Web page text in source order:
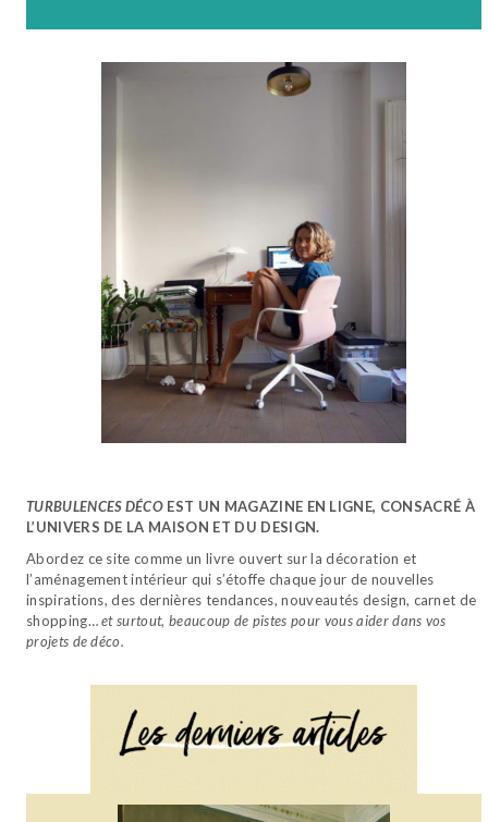
TURBULENCES DÉCO EST UN MAGAZINE EN LIGNE, CONSACRÉ À
L’UNIVERS DE LA MAISON ET DU DESIGN.
Abordez ce site comme un livre ouvert sur la décoration et
l’aménagement intérieur qui s’étoffe chaque jour de nouvelles
inspirations, des dernières tendances, nouveautés design, carnet de
shopping…et surtout, beaucoup de pistes pour vous aider dans vos
projets de déco.